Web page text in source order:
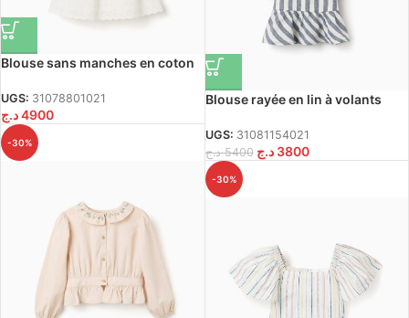
Blouse sans manches en coton
clair
UGS: 31078801021
4900د.ج
Blouse rayée en lin à volants
UGS: 31081154021
5400 د.ج 3800 د.ج
-30%
-30%